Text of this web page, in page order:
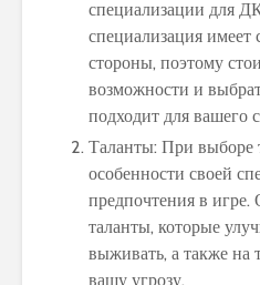
специализации для
специализация
стороны, поэтому
возможности и
подходит для вашего
Таланты: При выборе
особенности своей
предпочтения в
таланты, которые
выживать, а также на
вашу угрозу.